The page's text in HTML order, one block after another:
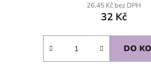
26,45 Kč bez DPH
32 Kč
DO